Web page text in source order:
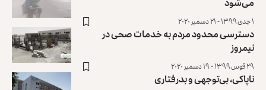
۱ جدی ۱۳۹۹ - ۲۱ دسمبر ۲۰۲۰
دسترسی محدود مردم به خدمات صحی در
نیمروز
۲۹ قوس ۱۳۹۹ - ۱۹ دسمبر ۲۰۲۰
ناپاکی، بی‌توجهی و بدرفتاری